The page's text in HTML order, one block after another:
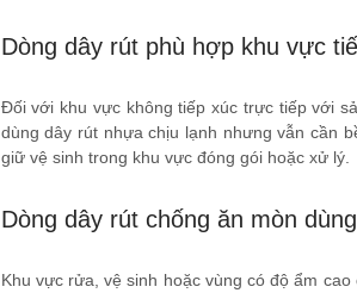
Dòng dây rút phù hợp khu vực
Đối với khu vực không tiếp xúc trực tiếp với
dùng dây rút nhựa chịu lạnh nhưng vẫn cần
giữ vệ sinh trong khu vực đóng gói hoặc xử lý.
Dòng dây rút chống ăn mòn
Khu vực rửa, vệ sinh hoặc vùng có độ ẩm